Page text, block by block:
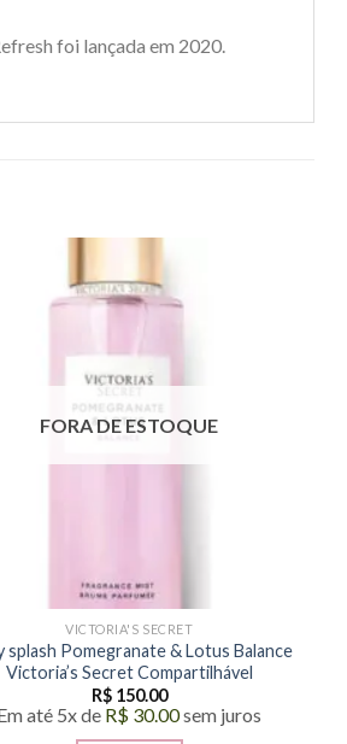
foi lançada em 2020.
FORA DE ESTOQUE
VICTORIA'S SECRET
splash Pomegranate & Lotus Balance
Victoria’s Secret Compartilhável
R$150.00
até 5x de R$ 30.00sem juros